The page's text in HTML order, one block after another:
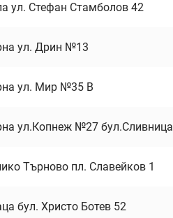
ул. Стефан Стамболов 42
ул. Дрин №13
ул. Мир №35 В
ул.Копнеж №27 бул.Сливница
Търново пл. Славейков 1
бул. Христо Ботев 52